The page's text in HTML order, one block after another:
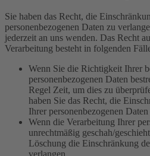
Sie haben das Recht, die
personenbezogenen Daten zu
jederzeit an uns wenden. Das Recht
Verarbeitung besteht in folgenden
Wenn Sie die Richtigkeit Ihrer
personenbezogenen Daten
Regel Zeit, um dies zu
haben Sie das Recht, die
Ihrer personenbezogenen
Wenn die Verarbeitung Ihrer
unrechtmäßig geschah/
Löschung die Einschränkung
verlangen.